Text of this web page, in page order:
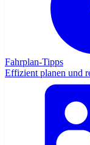
Fahrplan-Tipps
Effizient planen und